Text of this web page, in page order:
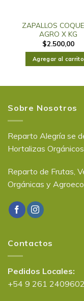
ZAPALLOS
AGRO X KG
$2.500,00
Agregar al carrito
Sobre Nosotros
Reparto Alegría se
Hortalizas
Reparto de Frutas,
Orgánicas y
Contactos
Pedidos Locales:
+54 9 261 2409602